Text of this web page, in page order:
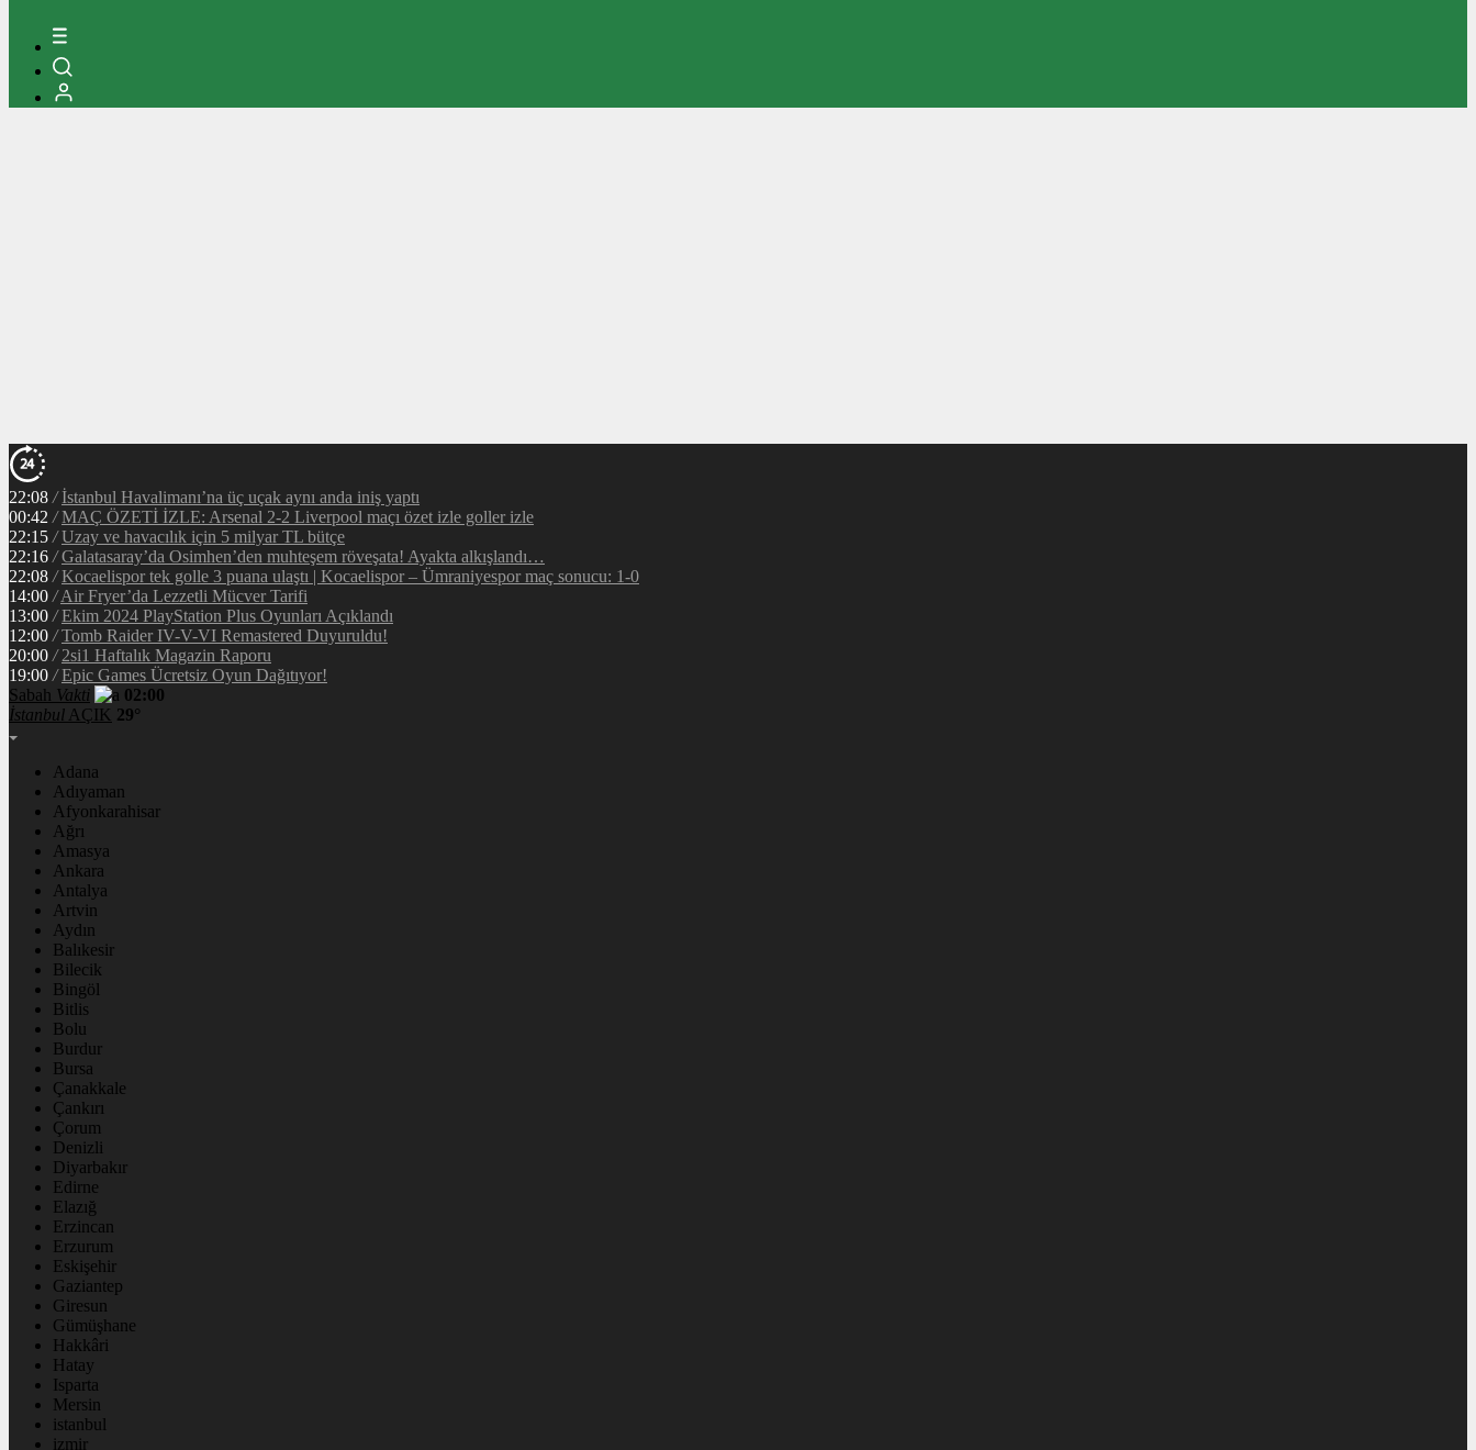
22:08 / İstanbul Havalimanı’na üç uçak aynı anda iniş yaptı
00:42 / MAÇ ÖZETİ İZLE: Arsenal 2-2 Liverpool maçı özet izle goller izle
22:15 / Uzay ve havacılık için 5 milyar TL bütçe
22:16 / Galatasaray’da Osimhen’den muhteşem röveşata! Ayakta alkışlandı…
22:08 / Kocaelispor tek golle 3 puana ulaştı | Kocaelispor – Ümraniyespor maç sonucu: 1-0
14:00 / Air Fryer’da Lezzetli Mücver Tarifi
13:00 / Ekim 2024 PlayStation Plus Oyunları Açıklandı
12:00 / Tomb Raider IV-V-VI Remastered Duyuruldu!
20:00 / 2si1 Haftalık Magazin Raporu
19:00 / Epic Games Ücretsiz Oyun Dağıtıyor!
Sabah Vakti
02:00
İstanbul AÇIK 29°
Adana
Adıyaman
Afyonkarahisar
Ağrı
Amasya
Ankara
Antalya
Artvin
Aydın
Balıkesir
Bilecik
Bingöl
Bitlis
Bolu
Burdur
Bursa
Çanakkale
Çankırı
Çorum
Denizli
Diyarbakır
Edirne
Elazığ
Erzincan
Erzurum
Eskişehir
Gaziantep
Giresun
Gümüşhane
Hakkâri
Hatay
Isparta
Mersin
istanbul
izmir